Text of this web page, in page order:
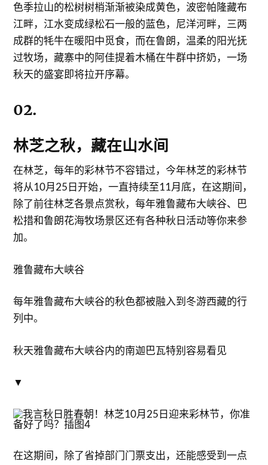
色季拉山的松树树梢渐渐被染成黄色，波密帕隆藏布
江畔，江水变成绿松石一般的蓝色，尼洋河畔，三两
成群的牦牛在暖阳中觅食，而在鲁朗，温柔的阳光抚
过牧场，藏寨中的阿佳提着木桶在牛群中挤奶，一场
秋天的盛宴即将拉开序幕。
02.
林芝之秋，藏在山水间
在林芝，每年的彩林节不容错过，今年林芝的彩林节
将从10月25日开始，一直持续至11月底，在这期间，
除了前往林芝各景点赏秋，每年雅鲁藏布大峡谷、巴
松措和鲁朗花海牧场景区还有各种秋日活动等你来参
加。
雅鲁藏布大峡谷
每年雅鲁藏布大峡谷的秋色都被融入到冬游西藏的行
列中。
秋天雅鲁藏布大峡谷内的南迦巴瓦特别容易看见
▼
在这期间，除了省掉部门门票支出，还能感受到一点